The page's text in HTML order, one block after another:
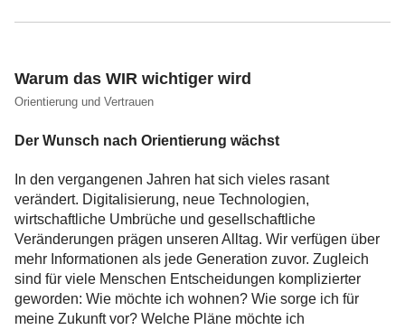
Warum das WIR wichtiger wird
Orientierung und Vertrauen
Der Wunsch nach Orientierung wächst
In den vergangenen Jahren hat sich vieles rasant
verändert. Digitalisierung, neue Technologien,
wirtschaftliche Umbrüche und gesellschaftliche
Veränderungen prägen unseren Alltag. Wir verfügen über
mehr Informationen als jede Generation zuvor. Zugleich
sind für viele Menschen Entscheidungen komplizierter
geworden: Wie möchte ich wohnen? Wie sorge ich für
meine Zukunft vor? Welche Pläne möchte ich